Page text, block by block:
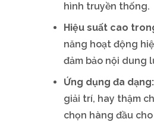
hình truyền thống.
Hiệu suất cao
năng hoạt động
đảm bảo nội dung
Ứng dụng đa dạng:
giải trí, hay thậm
chọn hàng đầu